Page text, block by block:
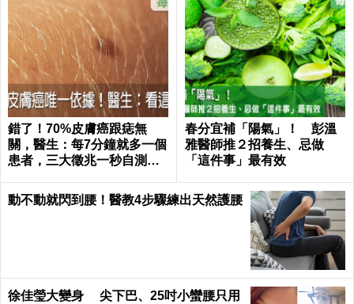
錯了！70%皮膚癌跟痣無
關，醫生：每7分鐘就多一個
患者，三大徵兆一秒自測｜
春分宜補「陽氣」！ 彭溫
雅醫師推２招養生、忌做
「這件事」最有效
動不動就閃到腰！醫教4步驟練出天然護腰
徐佳瑩大變身 尖下巴、25吋小蠻腰只用